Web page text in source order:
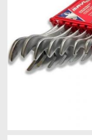
Iluminação
Materiais
de
Construção